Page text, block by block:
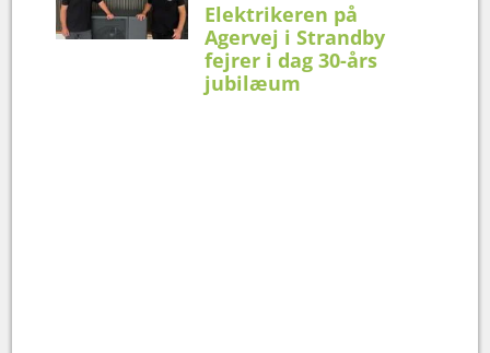
Elektrikeren på
Agervej i Strandby
fejrer i dag 30-års
jubilæum